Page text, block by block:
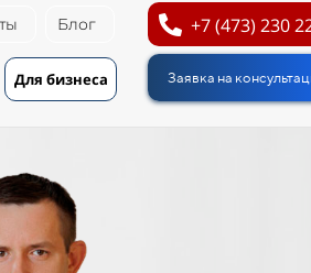
Блог +7 (473) 230
Для бизнеса Заявка на